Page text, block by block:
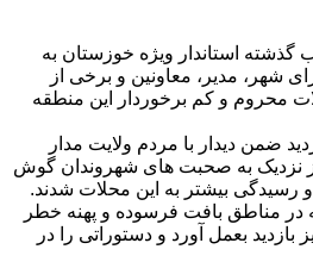
استاندار ویژه خوزستان به
شهر، مدیر، معاونین و برخی از
محروم و کم برخوردار این منطقه
ضمن دیدار با مردم ولایت مدار
نزدیک به صحبت های شهروندان گوش
و رسیدگی بیشتر به این محلات شدند.
در مناطق بافت فرسوده و پهنه خطر
بعمل آورد و دستوراتی را در